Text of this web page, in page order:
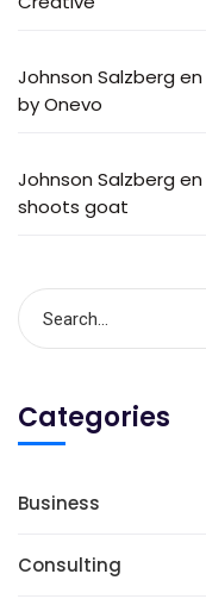
Johnson Salzberg en
by Onevo
Johnson Salzberg en
shoots goat
Categories
Business
Consulting